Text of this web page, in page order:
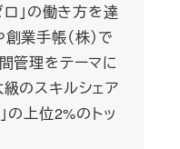
」の働き方を達
業手帳（株）で
管理をテーマに
のスキルシェア
の上位2%のトッ